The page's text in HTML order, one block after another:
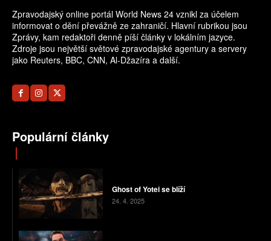
Zpravodajský online portál World News 24 vznikl za účelem
informovat o dění převážně ze zahraničí. Hlavní rubrikou jsou
Zprávy, kam redaktoři denně píší články v lokálním jazyce.
Zdroje jsou největší světové zpravodajské agentury a servery
jako Reuters, BBC, CNN, Al-Džazíra a další.
Populární články
Ghost of Yotei se blíží
24. 4. 2025